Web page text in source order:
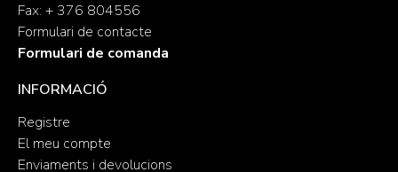
Fax: + 376 804556
Formulari de contacte
Formulari de comanda
INFORMACIÓ
Registre
El meu compte
Enviaments i devolucions